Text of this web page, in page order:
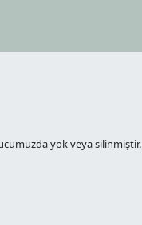
yok veya silinmiştir.